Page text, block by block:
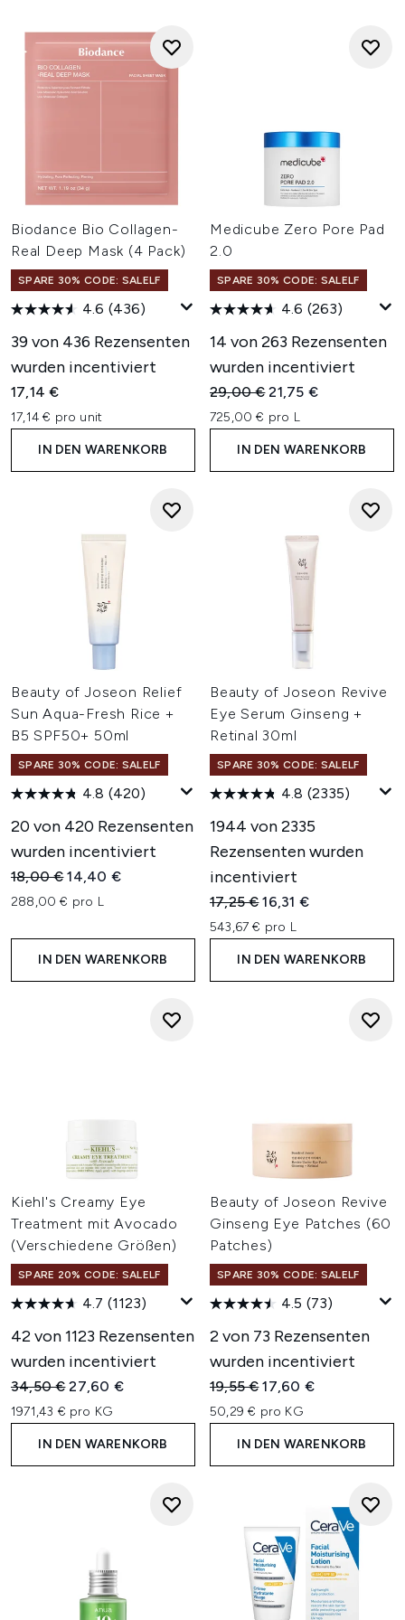
Biodance Bio Collagen-
Real Deep Mask (4 Pack)
SPARE 30% CODE: SALELF
4.6 (436)
39 von 436 Rezensenten
wurden incentiviert
17,14 €
17,14 € pro unit
IN DEN WARENKORB
Medicube Zero Pore Pad
2.0
SPARE 30% CODE: SALELF
4.6 (263)
14 von 263 Rezensenten
wurden incentiviert
Unverbindliche
29,00 €Aktueller Preis:
21,75 €
725,00 € pro L
IN DEN WARENKORB
Beauty of Joseon Relief
Sun Aqua-Fresh Rice +
B5 SPF50+ 50ml
SPARE 30% CODE: SALELF
4.8 (420)
20 von 420 Rezensenten
wurden incentiviert
Unverbindliche Preisempfehlung:
18,00 €Aktueller Preis:
14,40 €
288,00 € pro L
IN DEN WARENKORB
Beauty of Joseon Revive
Eye Serum Ginseng +
Retinal 30ml
SPARE 30% CODE: SALELF
4.8 (2335)
1944 von 2335
Rezensenten wurden
incentiviert
Unverbindliche
17,25 €Aktueller Preis:
16,31 €
543,67 € pro L
IN DEN WARENKORB
Kiehl's Creamy Eye
Treatment mit Avocado
(Verschiedene Größen)
SPARE 20% CODE: SALELF
4.7 (1123)
42 von 1123 Rezensenten
wurden incentiviert
Unverbindliche Preisempfehlung:
34,50 €Aktueller Preis:
27,60 €
1971,43 € pro KG
IN DEN WARENKORB
Beauty of Joseon Revive
Ginseng Eye Patches (60
Patches)
SPARE 30% CODE: SALELF
4.5 (73)
2 von 73 Rezensenten
wurden incentiviert
Unverbindliche
19,55 €Aktueller Preis:
17,60 €
50,29 € pro KG
IN DEN WARENKORB